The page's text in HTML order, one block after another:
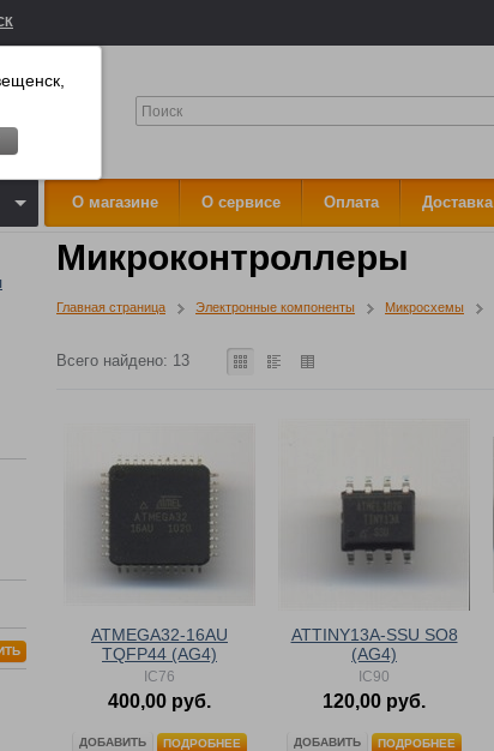
О магазине О сервисе Оплата Доставка
Микроконтроллеры
Главная страница Электронные компоненты Микросхемы
Всего найдено: 13
ATMEGA32-16AU
TQFP44 (AG4)
IC76
400,00 руб.
ДОБАВИТЬ ПОДРОБНЕЕ
ATTINY13A-SSU SO8
(AG4)
IC90
120,00 руб.
ДОБАВИТЬ ПОДРОБНЕЕ